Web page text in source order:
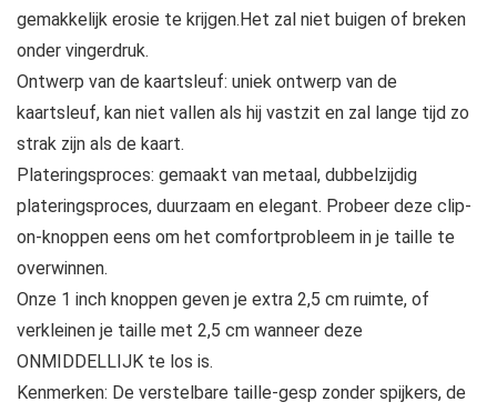
gemakkelijk erosie te krijgen.Het zal niet buigen of breken
onder vingerdruk.
Ontwerp van de kaartsleuf: uniek ontwerp van de
kaartsleuf, kan niet vallen als hij vastzit en zal lange tijd zo
strak zijn als de kaart.
Plateringsproces: gemaakt van metaal, dubbelzijdig
plateringsproces, duurzaam en elegant. Probeer deze clip-
on-knoppen eens om het comfortprobleem in je taille te
overwinnen.
Onze 1 inch knoppen geven je extra 2,5 cm ruimte, of
verkleinen je taille met 2,5 cm wanneer deze
ONMIDDELLIJK te los is.
Kenmerken: De verstelbare taille-gesp zonder spijkers, de